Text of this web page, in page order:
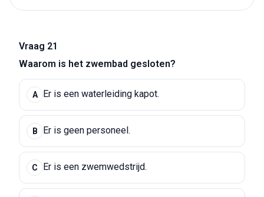
Vraag 21
Waarom is het zwembad gesloten?
A Er is een waterleiding kapot.
B Er is geen personeel.
C Er is een zwemwedstrijd.